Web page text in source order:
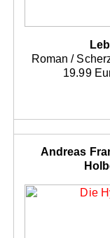
Roman /
19.99
Andreas